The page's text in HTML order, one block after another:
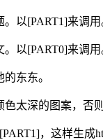
以[PART1]来调用
以[PART0]来调用
东东。
太深的图案，否
，这样生成